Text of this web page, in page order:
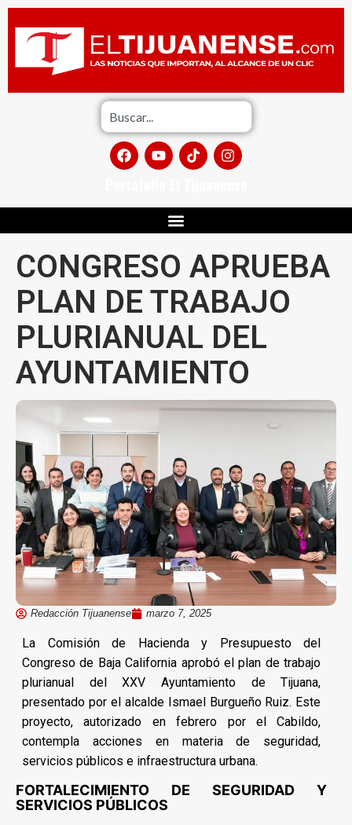
CONGRESO APRUEBA
PLAN DE TRABAJO
PLURIANUAL DEL
AYUNTAMIENTO
Redacción Tijuanense marzo 7, 2025
La Comisión de Hacienda y Presupuesto del
Congreso de Baja California aprobó el plan de trabajo
plurianual del XXV Ayuntamiento de Tijuana,
presentado por el alcalde Ismael Burgueño Ruiz. Este
proyecto, autorizado en febrero por el Cabildo,
contempla acciones en materia de seguridad,
servicios públicos e infraestructura urbana.
FORTALECIMIENTO DE SEGURIDAD Y
SERVICIOS PÚBLICOS